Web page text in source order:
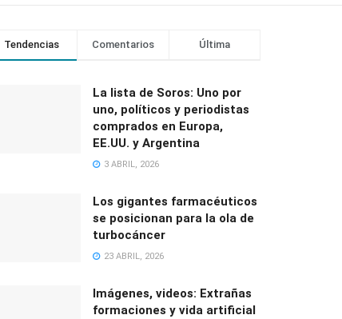
Tendencias Comentarios Última
La lista de Soros: Uno por
uno, políticos y periodistas
comprados en Europa,
EE.UU. y Argentina
3 ABRIL, 2026
Los gigantes farmacéuticos
se posicionan para la ola de
turbocáncer
23 ABRIL, 2026
Imágenes, videos: Extrañas
formaciones y vida artificial